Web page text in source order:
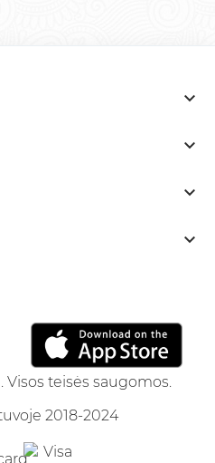




Visos teisės saugomos.
2018-2024